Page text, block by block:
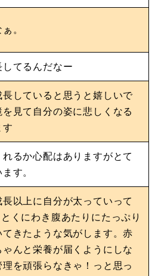
。
てるんだなー
していると思うと嬉しいで
見て自分の姿に悲しくなる
るか心配はありますがとて
す。
以上に自分が太っていって
くにわき腹あたりにたっぷり
きたような気がします。赤
んと栄養が届くようにしな
を頑張らなきゃ！っと思っ